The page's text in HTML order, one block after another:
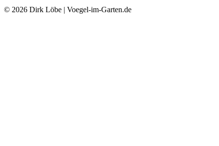
© 2026 Dirk Löbe | Voegel-im-Garten.de